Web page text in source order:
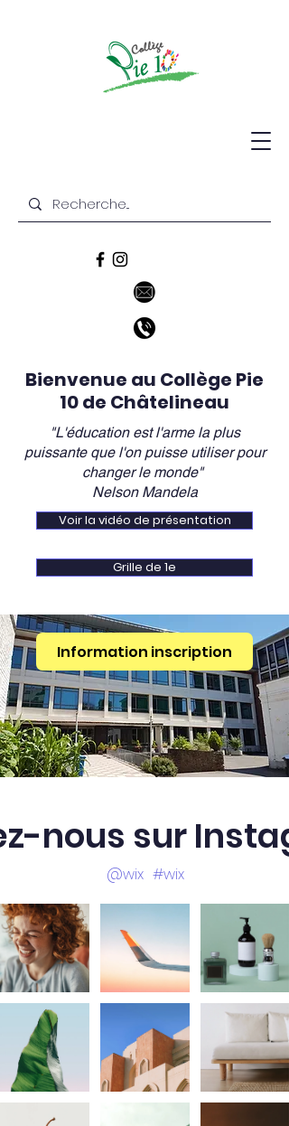
Bienvenue au Collège Pie
10 de Châtelineau
"L'éducation est l'arme la plus
puissante que l'on puisse utiliser pour
changer le monde"
Nelson Mandela
Voir la vidéo de présentation
Grille de 1e
Information inscription
nous sur
#wix
@wix